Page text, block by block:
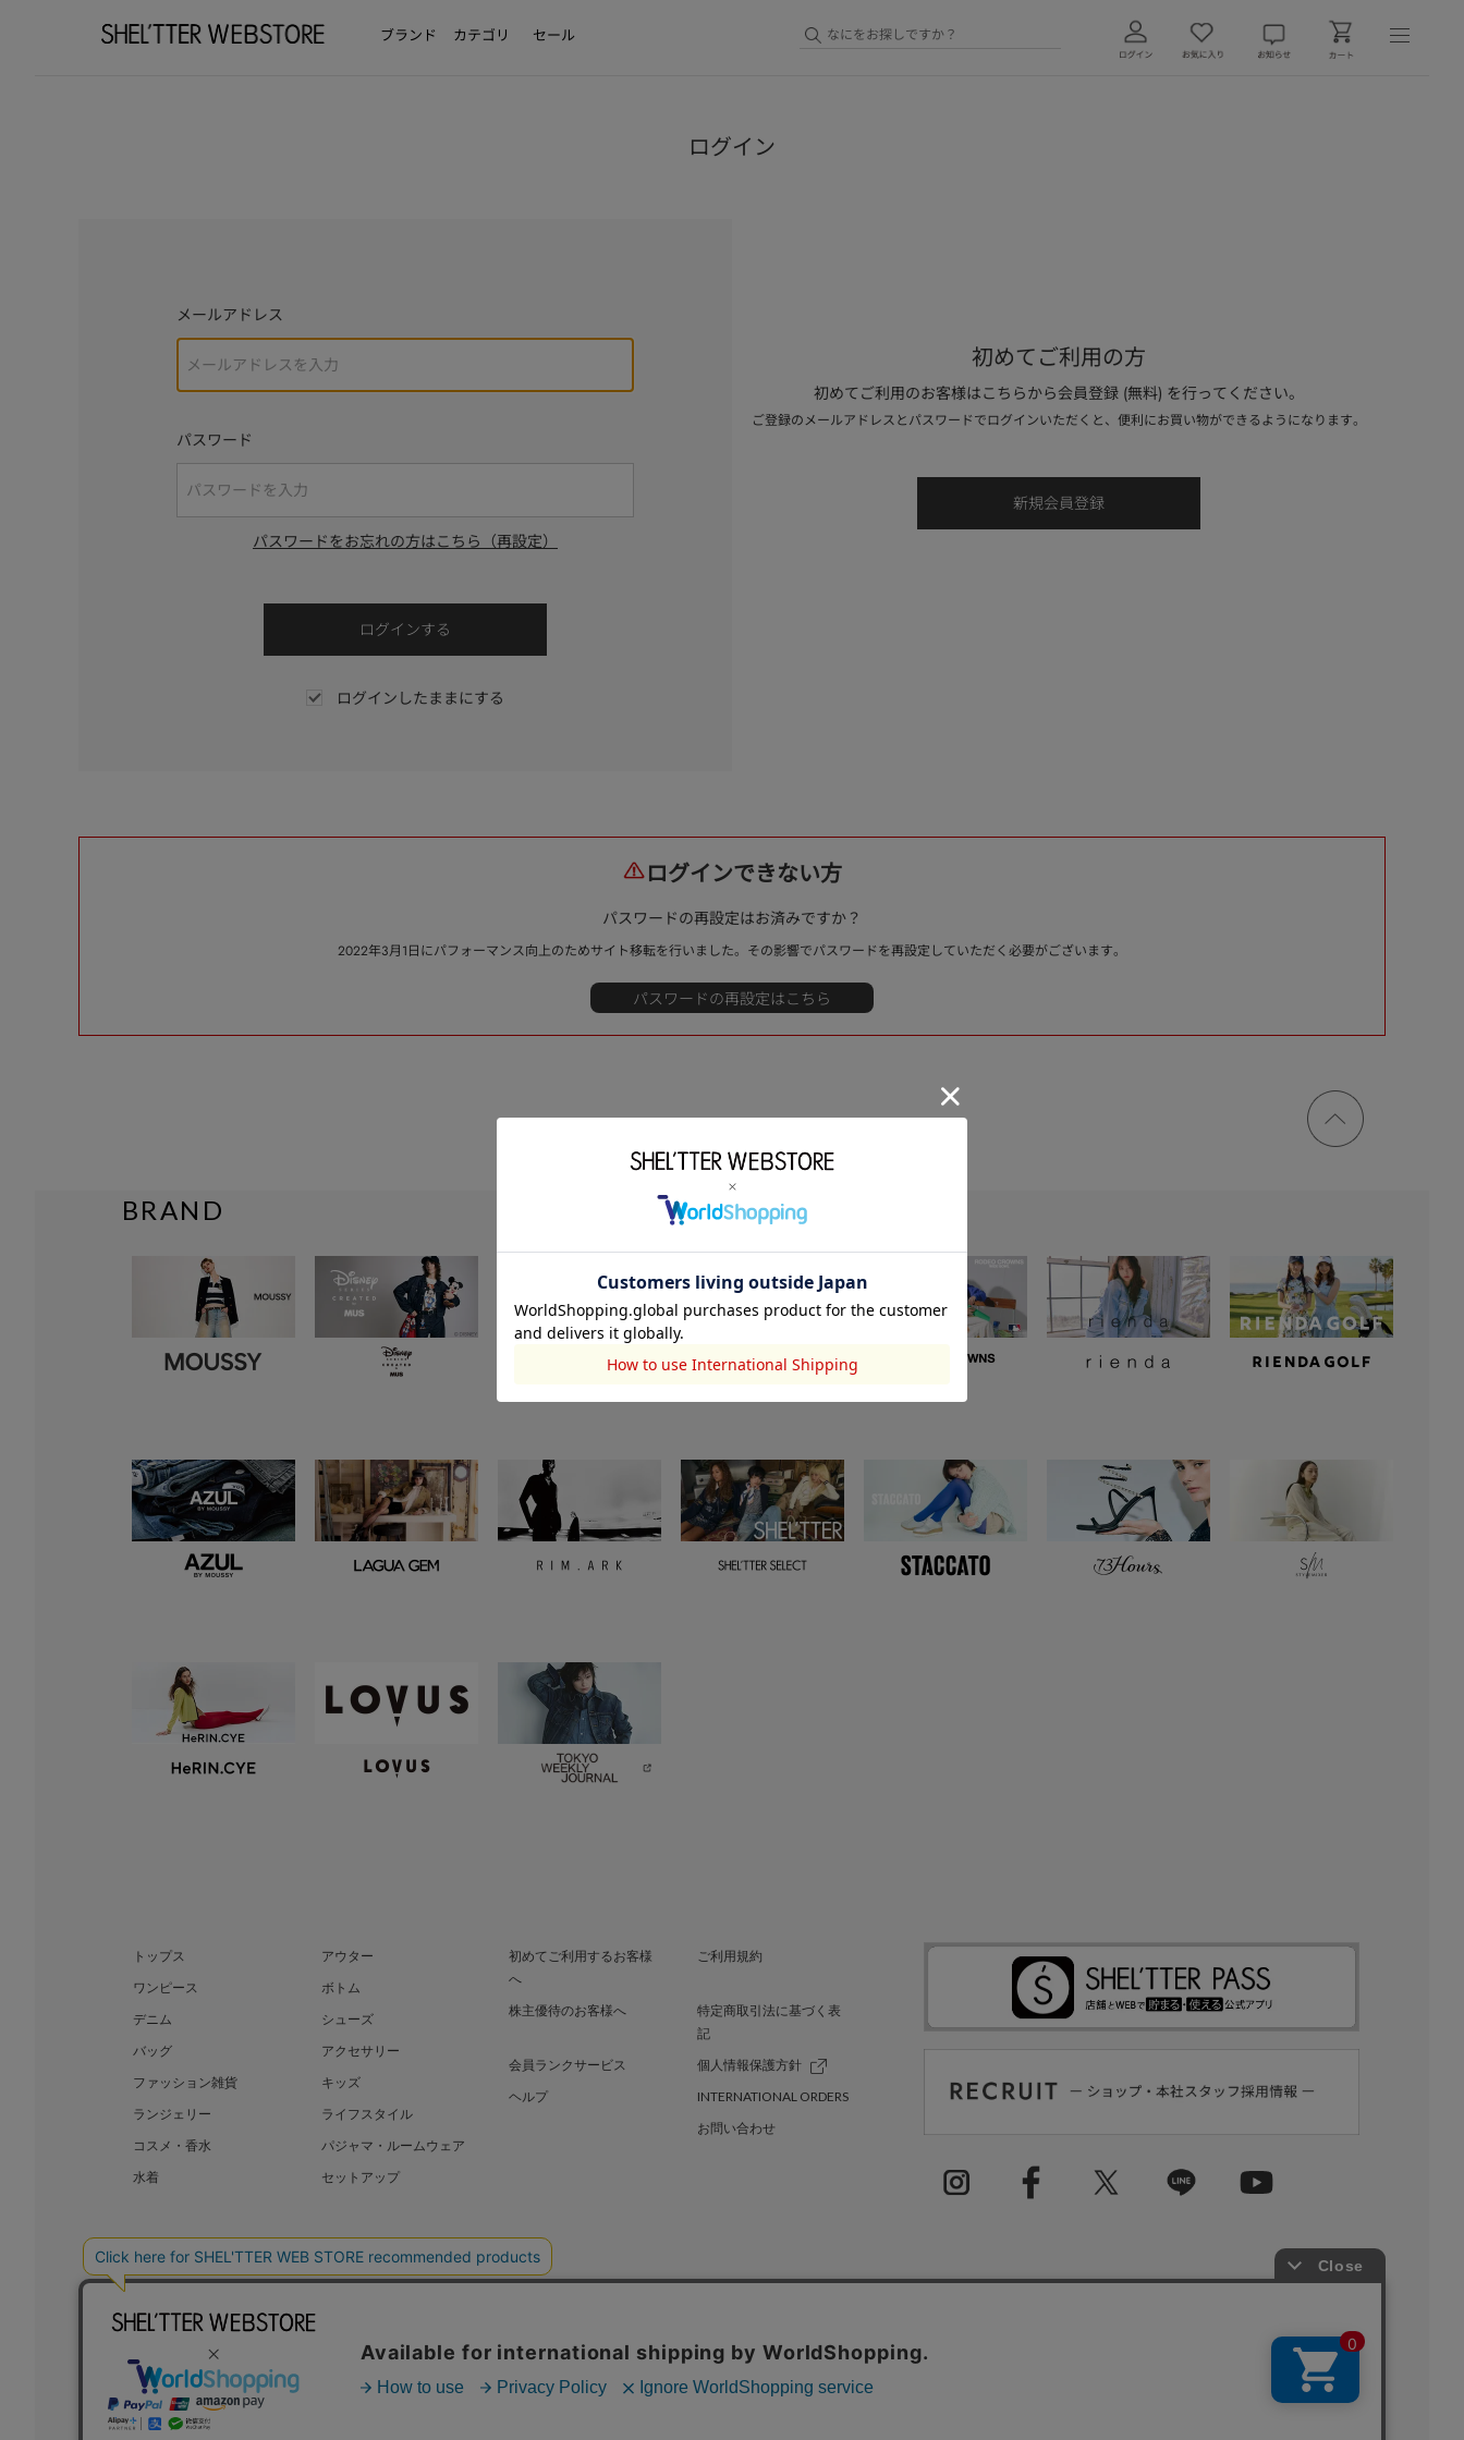
ブランド カテゴリ セール
ログイン
メールアドレス
パスワード
パスワードをお忘れの方はこちら（再設定）
ログインしたままにする
初めてご利用の方
初めてご利用のお客様はこちらから会員登録 (無料) を行ってください。
ご登録のメールアドレスとパスワードでログインいただくと、便利にお買い物ができるようになります。
ログインできない方
パスワードの再設定はお済みですか？
2022年3月1日にパフォーマンス向上のためサイト移転を行いました。その影響でパスワードを再設定していただく必要がございます。
ページ
トップ
BRAND
トップス
アウター
ワンピース
ボトム
デニム
シューズ
バッグ
アクセサリー
ファッション雑貨
キッズ
ランジェリー
ライフスタイル
コスメ・香水
パジャマ・ルームウェア
水着
セットアップ
初めてご利用するお客様
へ
ご利用規約
株主優待のお客様へ
特定商取引法に基づく表
記
会員ランクサービス
個人情報保護方針
ヘルプ
INTERNATIONAL ORDERS
お問い合わせ
BAROQUE JAPAN LIMITED SHEL’TTER GREEN 採用情報
COPYRIGHT © BAROQUE JAPAN LIMITED ALL RIGHTS RESERVED.